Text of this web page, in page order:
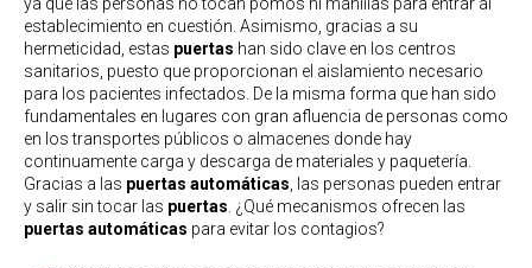
establecimiento en cuestión. Asimismo, gracias a su
hermeticidad, estas puertas han sido clave en los centros
sanitarios, puesto que proporcionan el aislamiento necesario
para los pacientes infectados. De la misma forma que han sido
fundamentales en lugares con gran afluencia de personas como
en los transportes públicos o almacenes donde hay
continuamente carga y descarga de materiales y paquetería.
Gracias a las puertas automáticas , las personas pueden entrar
y salir sin tocar las puertas . ¿Qué mecanismos ofrecen las
puertas automáticas para evitar los contagios?